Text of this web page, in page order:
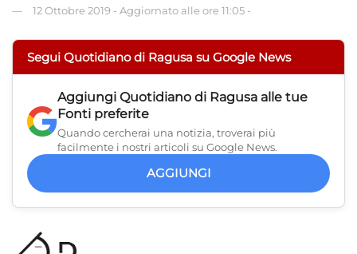
12 Ottobre 2019 - Aggiornato alle ore 11:05 -
Segui Quotidiano di Ragusa su Google News
Aggiungi Quotidiano di Ragusa alle tue
Fonti preferite
Quando cercherai una notizia, troverai più
facilmente i nostri articoli su Google News.
AGGIUNGI